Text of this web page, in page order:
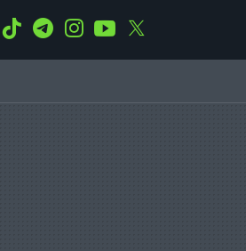
WhatsApp
Tiktok TelegramInstagramYoutube